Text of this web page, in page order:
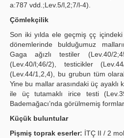
a:787 vdd.;Lev.5/l,2;7/l-4).
Çömlekçilik
Son iki yılda ele geçmiş çç
dönemlerinde bulduğumuz
Gaga ağızlı testiler (Lev.40/
(Lev.40/l;46/2), testicikler
(Lev.44/1,2,4), bu grubun tüm
Yine bu mallar arasındaki üç ayaklı
ile üç tutamaklı irice testi
Bademağacı’nda görülmemiş
Küçük buluntular
Pişmiş toprak eserler: İTÇ II / 2